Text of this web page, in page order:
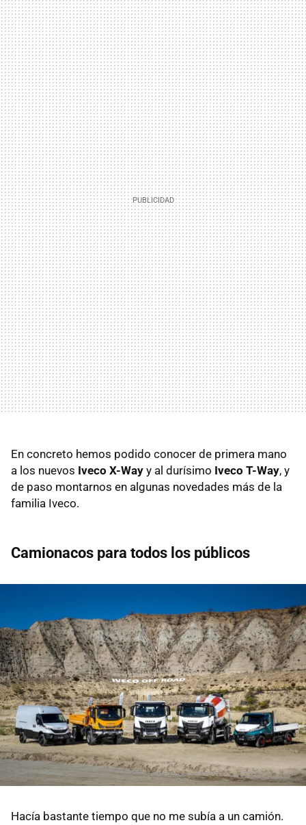
En concreto hemos podido conocer de primera mano
a los nuevos Iveco X-Way y al durísimo Iveco T-Way, y
de paso montarnos en algunas novedades más de la
familia Iveco.
Camionacos para todos los públicos
Hacía bastante tiempo que no me subía a un camión.